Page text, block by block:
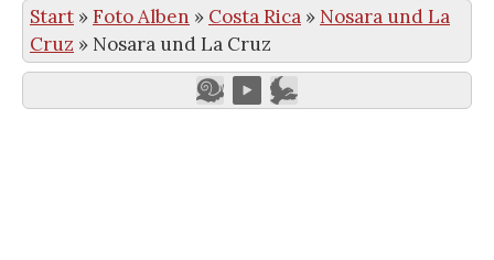
Start »Foto Alben » Costa Rica » Nosara und La
Cruz » Nosara und La Cruz